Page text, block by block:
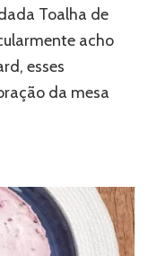
Toalha de
acho
esses
da mesa